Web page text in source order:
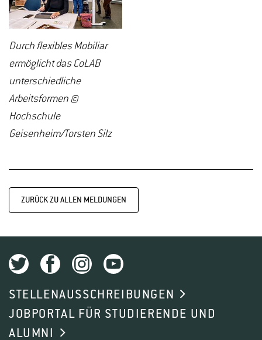
Durch flexibles Mobiliar
ermöglicht das CoLAB
unterschiedliche
Arbeitsformen ©
Hochschule
Geisenheim/Torsten Silz
ZURÜCK ZU ALLEN MELDUNGEN
STELLENAUSSCHREIBUNGEN
JOBPORTAL FÜR STUDIERENDE UND
ALUMNI